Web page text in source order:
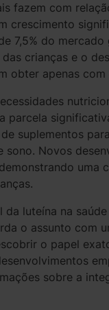
fazem com
crescimento
7,5% do
crianças e o
obter apenas com
parcela
suplementos
Novos
uma
luteína na
o assunto com
o papel
sobre a